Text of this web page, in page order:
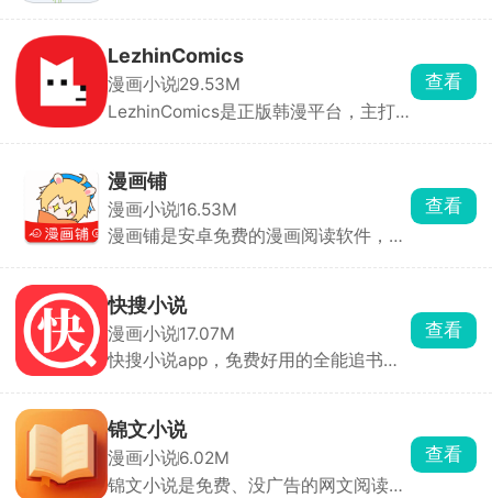
载和免费听书，还有书友社区，能一起
聊剧情、分享好书，适合喜欢看小说的
人。
LezhinComics
漫画小说29.53M
LezhinComics是正版韩漫平台，主打
面要充硬币按章付费。漫画都是高清
的，能调阅读模式、夜间模式，还能离
线下载。每日免费章节、限时折扣都
有，适合喜欢韩漫的漫迷。
查看
漫画铺
漫画小说16.53M
漫画铺是安卓免费的漫画阅读软件，国
手动书签。界面干净简单，找漫快，能
收藏追更、自动提醒更新，安卓党看漫
画必备。
查看
快搜小说
漫画小说17.07M
快搜小说app，免费好用的全能追书阅
习惯。丰富护眼模式、多款背景色自由
选择，兼顾阅读舒适与用眼健康，操作
简单便捷，是日常追文看书的绝佳选
择。
查看
锦文小说
漫画小说6.02M
锦文小说是免费、没广告的网文阅读
查看